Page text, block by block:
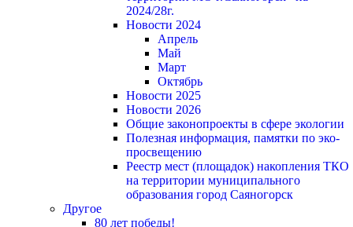
2024/28г.
Новости 2024
Апрель
Май
Март
Октябрь
Новости 2025
Новости 2026
Общие законопроекты в сфере экологии
Полезная информация, памятки по эко-
просвещению
Реестр мест (площадок) накопления ТКО
на территории муниципального
образования город Саяногорск
Другое
80 лет победы!